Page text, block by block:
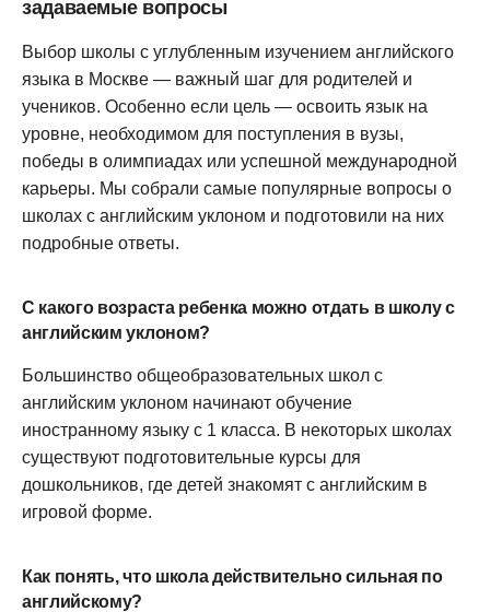
задаваемые вопросы
Выбор школы с углубленным изучением английского
языка в Москве — важный шаг для родителей и
учеников. Особенно если цель — освоить язык на
уровне, необходимом для поступления в вузы,
победы в олимпиадах или успешной международной
карьеры. Мы собрали самые популярные вопросы о
школах с английским уклоном и подготовили на них
подробные ответы.
С какого возраста ребенка можно отдать в школу с
английским уклоном?
Большинство общеобразовательных школ с
английским уклоном начинают обучение
иностранному языку с 1 класса. В некоторых школах
существуют подготовительные курсы для
дошкольников, где детей знакомят с английским в
игровой форме.
Как понять, что школа действительно сильная по
английскому?